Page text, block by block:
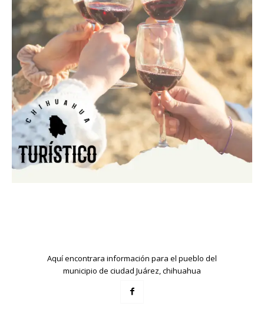
Aquí encontrara información para el pueblo del
municipio de ciudad Juárez, chihuahua